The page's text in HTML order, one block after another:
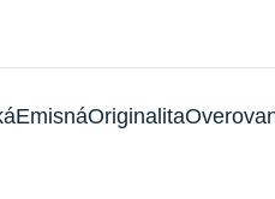
EmisnáOriginalita